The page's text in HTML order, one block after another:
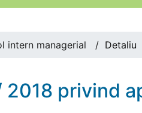
intern managerial / Detaliu
2018 privind